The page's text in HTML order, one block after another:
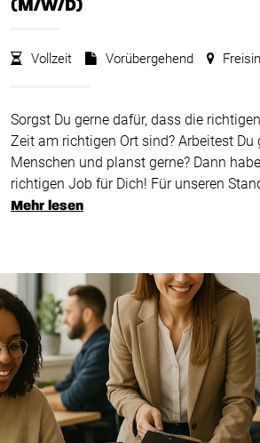
(M/W/D)
Vollzeit Vorübergehend
Sorgst Du gerne dafür, dass die
Zeit am richtigen Ort sind? Arbeitest Du
Menschen und planst gerne? Dann
richtigen Job für Dich! Für unseren
Mehr lesen